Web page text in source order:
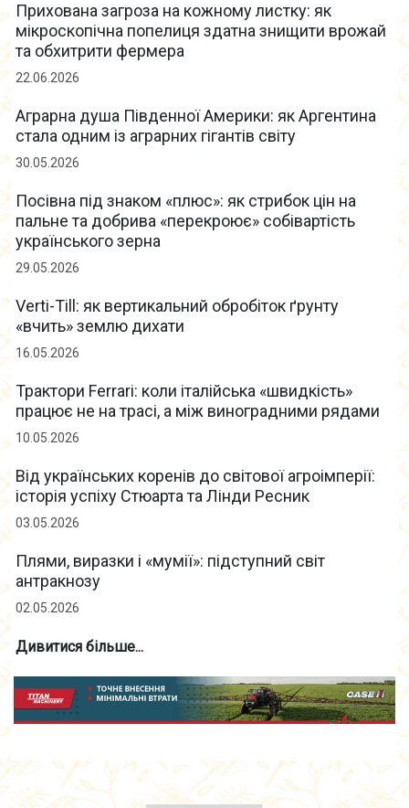
Прихована загроза на кожному листку: як
мікроскопічна попелиця здатна знищити врожай
та обхитрити фермера
22.06.2026
Аграрна душа Південної Америки: як Аргентина
стала одним із аграрних гігантів світу
30.05.2026
Посівна під знаком «плюс»: як стрибок цін на
пальне та добрива «перекроює» собівартість
українського зерна
29.05.2026
Verti-Till: як вертикальний обробіток ґрунту
«вчить» землю дихати
16.05.2026
Трактори Ferrari: коли італійська «швидкість»
працює не на трасі, а між виноградними рядами
10.05.2026
Від українських коренів до світової агроімперії:
історія успіху Стюарта та Лінди Ресник
03.05.2026
Плями, виразки і «мумії»: підступний світ
антракнозу
02.05.2026
Дивитися більше...